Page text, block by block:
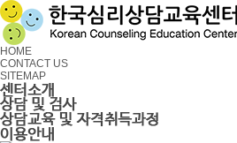
HOME
CONTACT US
SITEMAP